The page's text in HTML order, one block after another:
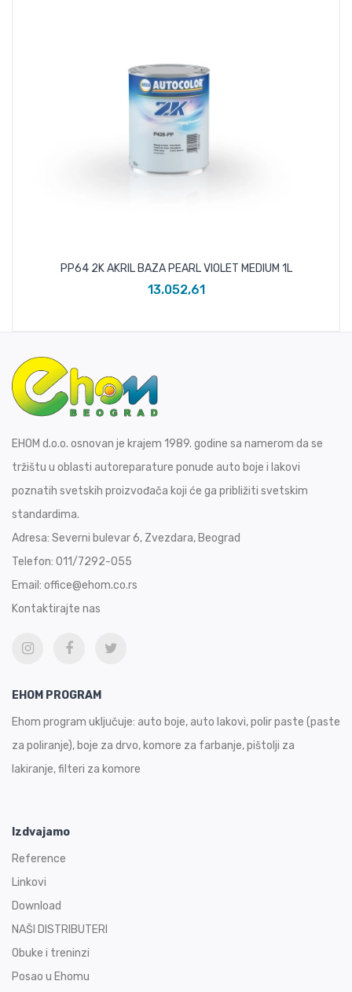
PP64 2K AKRIL BAZA PEARL VIOLET MEDIUM 1L
13.052,61
EHOM d.o.o. osnovan je krajem 1989. godine sa namerom da se
tržištu u oblasti autoreparature ponude auto boje i lakovi
poznatih svetskih proizvođača koji će ga približiti svetskim
standardima.
Adresa: Severni bulevar 6, Zvezdara, Beograd
Telefon: 011/7292-055
Email: office@ehom.co.rs
Kontaktirajte nas
EHOM PROGRAM
Ehom program uključuje: auto boje, auto lakovi, polir paste (paste
za poliranje), boje za drvo, komore za farbanje, pištolji za
lakiranje, filteri za komore
Izdvajamo
Reference
Linkovi
Download
NAŠI DISTRIBUTERI
Obuke i treninzi
Posao u Ehomu